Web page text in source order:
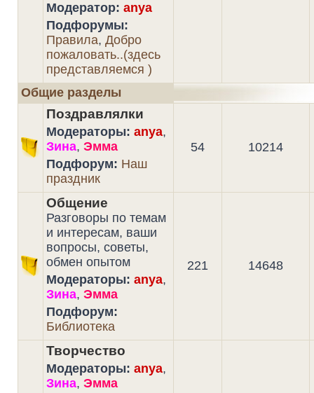
Модератор: anya
Подфорумы:
Правила, Добро
пожаловать..(здесь
представляемся )
Общие разделы
Поздравлялки
Модераторы: anya,
Зина, Эмма
Подфорум: Наш
праздник
54 10214
Общение
Разговоры по темам
и интересам, ваши
вопросы, советы,
обмен опытом
Модераторы: anya,
Зина, Эмма
Подфорум:
Библиотека
221 14648
Творчество
Модераторы: anya,
Зина, Эмма